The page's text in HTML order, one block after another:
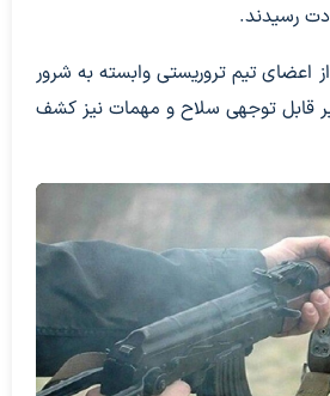
رسیدند.
اعضای تیم تروریستی وابسته به شرور
قابل توجهی سلاح و مهمات نیز کشف